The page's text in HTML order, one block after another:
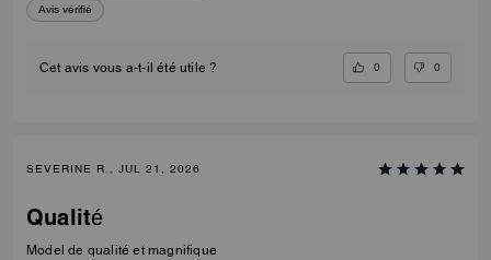
Avis vérifié
Cet avis vous a-t-il été utile ? 0 0
SEVERINE R., JUL 21, 2026
Qualité
Model de qualité et magnifique